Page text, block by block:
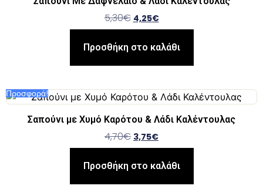
5,30€ 4,25€
Προσθήκη στο καλάθι
Προσφορά!
Σαπούνι με Χυμό Καρότου & Λάδι Καλέντουλας
4,70€ 3,75€
Προσθήκη στο καλάθι